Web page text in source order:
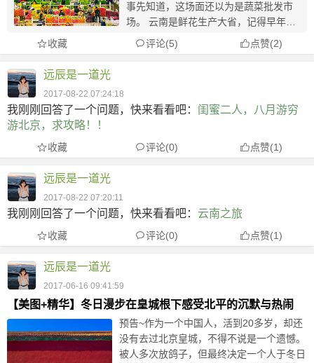
事先知道，这场面还以为是蔬菜批发市
场。 云南是鲜花生产大省，记得早年从
昆明回来，飞机上总有许多人都抱着几
束鲜花，满脸洋溢着笑容。这次刚好傍
收藏 评论(5) 点赞(2)
远辰是一道光
2017-08-22 07:24:18
我刚刚回答了一个问题，快来看看吧： 闺蜜二人，八月游穷
游北京，求攻略！！
收藏 评论(0) 点赞(1)
远辰是一道光
2017-08-22 07:20:11
我刚刚回答了一个问题，快来看看吧： 云南之旅
收藏 评论(0) 点赞(1)
远辰是一道光
2017-06-16 09:41:59
【美图+精华】冬日漫步在皇城根下感受北平的沉默与热闹
预告~作为一个中国人，活到20多岁，却还
没有去过北京皇城，不得不说是一个遗憾。
被人多次放鸽子，但最终决定一个人于冬日